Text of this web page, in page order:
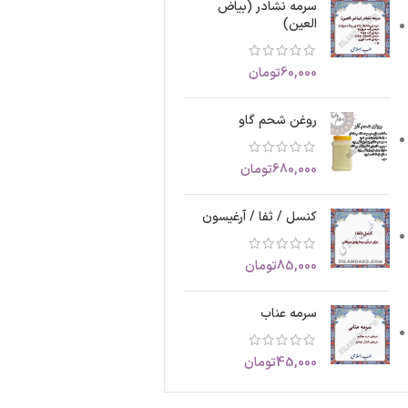
سرمه نشادر (بیاض
العین)
60,000تومان
روغن شحم گاو
680,000تومان
کنسل / ثفا / آرغیسون
85,000تومان
سرمه عناب
45,000تومان